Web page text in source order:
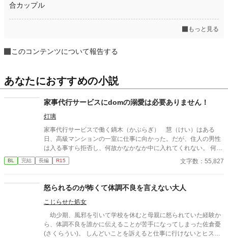
合カップル
もっと見る
このコンテンツについて報告する
あなたにおすすめの小説
家事代行サービスにdomの溺愛は必要ありません！
灯璃
家事代行サービスで働く鏑木（かぶらぎ） 慧（けい）はある
日、高級マンションの一室に仕事に向かった。だが、住人の男性
は入る事すら拒否し、何故かなかなか中に入れてくれない。 何度
かの押し問答の後、なんとか慧は中に入れてもらえる事になっ
た。だが、男性からは冷たくオレの部屋には入るなと言われてし
ると、昨日とは打って変わって男性、秋水（しゅうすい） 龍士
郎（りゅうしろう）は慧の料理を褒めた。 思ったより悪い人では
ないのかもと慧が思った時、彼がdom、支配する側の人間だとい
う事に気づいてしまう。subである慧は彼と一定の距離を置こう
とするがーー。 みたいな、ゆるいdom/subユニバース。ふんわり
過ぎてdom/subユニバースにする必要あったのかとか疑問に思っ
BL 完結 長編 R15 文字数：55,827
怒られるのが怖くて体調不良を言えない大人
こじらせた処女
幼少期、風邪を引いて学校を休むと母親に怒られていた経験か
ら、体調不良を誰かに伝えることが苦手になってしまった佐倉憂
(さくらうい)。 しんどいことを訴えると仕事に行けないとヒステ